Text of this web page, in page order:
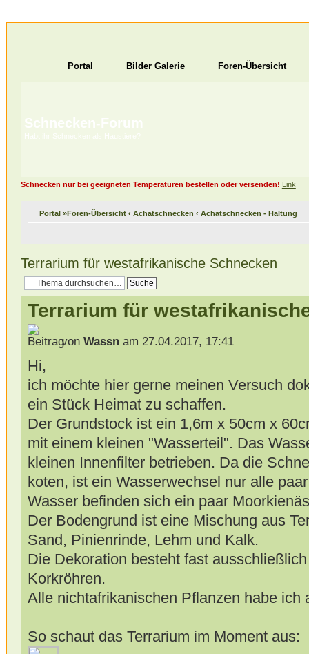
Portal Bilder Galerie Foren-Übersicht
Schnecken-Forum
Habt ihr Schnecken als Haustiere?
Schnecken nur bei geeigneten Temperaturen bestellen oder versenden! Link
Portal»Foren-Übersicht ‹ Achatschnecken ‹ Achatschnecken - Haltung
Terrarium für westafrikanische Schnecken
Terrarium für
von Wassnam 27.04.2017, 17:41
Hi,
ich möchte hier gerne meinen Versuch
ein Stück Heimat zu schaffen.
Der Grundstock ist ein 1,6m x 50cm x
mit einem kleinen "Wasserteil". Das
kleinen Innenfilter betrieben. Da die
koten, ist ein Wasserwechsel nur alle
Wasser befinden sich ein paar
Der Bodengrund ist eine Mischung aus
Sand, Pinienrinde, Lehm und Kalk.
Die Dekoration besteht fast
Korkröhren.
Alle nichtafrikanischen Pflanzen habe ich
So schaut das Terrarium im Moment aus: